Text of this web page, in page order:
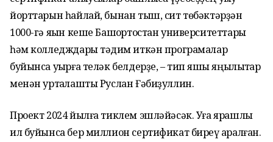
йорттарын һайлай, бынан тыш, сит төбәктәрҙән
1000-гә яҡын кеше Башҡортостан университеттары
һәм колледждары тәҡдим иткән програмалар
буйынса уҡырға теләк белдерҙе, – тип яҡшы яңылыҡтар
менән уртаҡлашты Руслан Ғәбиҙуллин.
Проект 2024 йылға тиклем эшләйәсәк. Уға ярашлы
ил буйынса бер миллион сертификат биреү ҡаралған.